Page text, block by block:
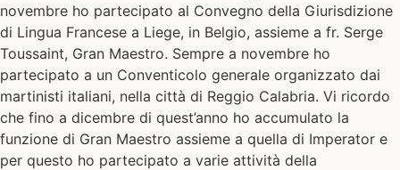
novembre ho partecipato al Convegno della Giurisdizione
di Lingua Francese a Liege, in Belgio, assieme a fr. Serge
Toussaint, Gran Maestro. Sempre a novembre ho
partecipato a un Conventicolo generale organizzato dai
martinisti italiani, nella città di Reggio Calabria. Vi ricordo
che fino a dicembre di quest’anno ho accumulato la
funzione di Gran Maestro assieme a quella di Imperator e
per questo ho partecipato a varie attività della